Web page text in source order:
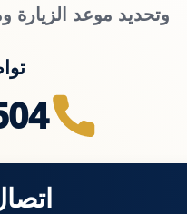
وتحديد موعد الزيارة